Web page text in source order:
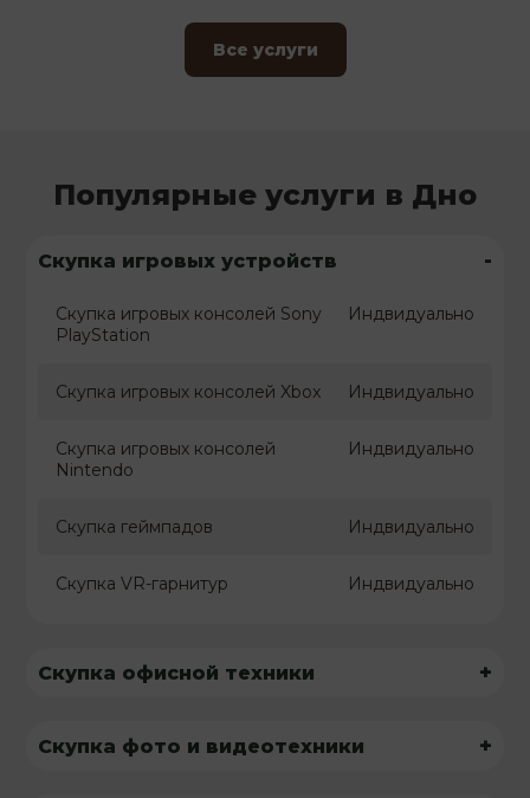
Все услуги
Популярные услуги в Дно
Скупка игровых устройств -
Скупка игровых консолей Sony
PlayStation
Индвидуально
Скупка игровых консолей Xbox Индвидуально
Скупка игровых консолей
Nintendo
Индвидуально
Скупка геймпадов Индвидуально
Скупка VR-гарнитур Индвидуально
Скупка офисной техники +
Скупка фото и видеотехники +